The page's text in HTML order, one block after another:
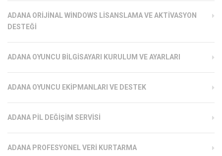
ADANA ORIJINAL WINDOWS LISANSLAMA VE AKTIVASYON
DESTEĞI
ADANA OYUNCU BILGISAYARI KURULUM VE AYARLARI
ADANA OYUNCU EKIPMANLARI VE DESTEK
ADANA PIL DEĞIŞIM SERVISI
ADANA PROFESYONEL VERI KURTARMA